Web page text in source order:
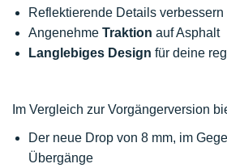
Reflektierende Details
Angenehme Traktion auf Asphalt
Langlebiges Design für deine
Im Vergleich zur Vorgängerversion
Der neue Drop von 8 mm, im
Übergänge